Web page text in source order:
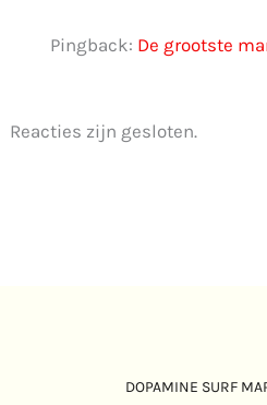
Pingback: De grootste
Reacties zijn gesloten.
DOPAMINE SURF